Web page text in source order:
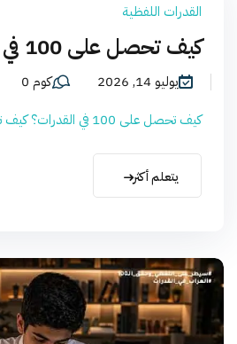
القدرات اللفظية
كيف تحصل على 100 في القدرات؟
يوليو 14, 2026
كوم 0
كيف تحصل على 100 في القدرات؟ كيف تحصل على 100...
يتعلم أكثر